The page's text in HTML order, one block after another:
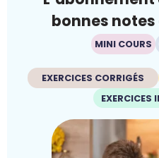
bonnes notes
MINI COURS
EXERCICES CORRIGÉS
EXERCICES